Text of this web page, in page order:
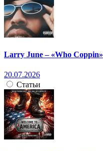
Larry June – «Who Coppin»
20.07.2026
Статьи